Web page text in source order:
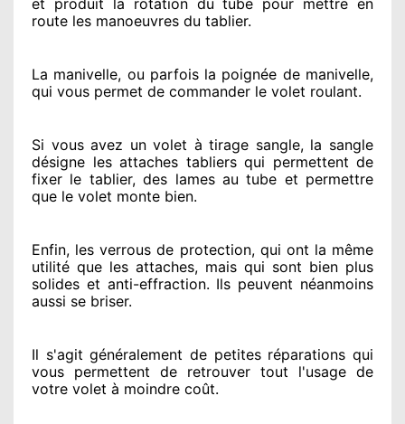
route les manoeuvres du tablier.
La manivelle, ou parfois la poignée de manivelle,
qui vous permet de commander le volet roulant.
Si vous avez un volet à tirage sangle, la sangle
désigne les attaches tabliers qui permettent de
fixer le tablier, des lames au tube et permettre
que le volet monte bien.
Enfin, les verrous de protection, qui ont la même
utilité que les attaches, mais qui sont bien plus
solides et anti-effraction. Ils peuvent néanmoins
aussi se briser.
Il s'agit généralement de petites réparations qui
vous permettent de retrouver tout l'usage de
votre volet à moindre coût.